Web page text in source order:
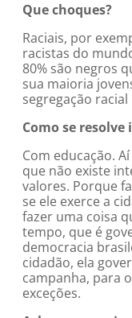
Que choques?
Raciais, por
racistas do
80% são negros
sua maioria
segregação
Como se resolve
Com educação.
que não existe
valores. Porque
se ele exerce a
fazer uma coisa
tempo, que é
democracia
cidadão, ela
campanha, para
exceções.